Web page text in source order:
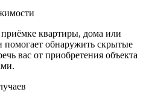
квартиры, дома или
обнаружить скрытые
вас от приобретения объекта